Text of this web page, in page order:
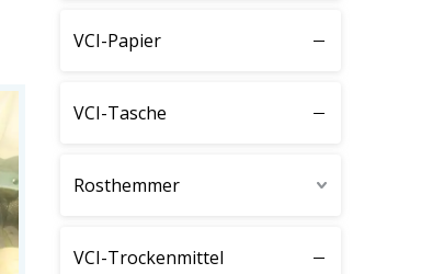
VCI-Papier
VCI-Tasche
Rosthemmer
VCI-Trockenmittel